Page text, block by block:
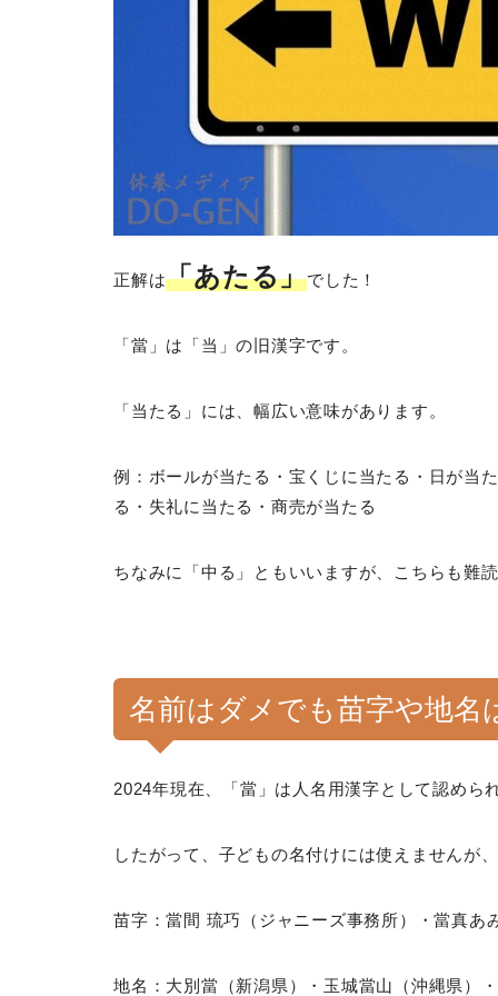
正解は「あたる」でした！
「當」は「当」の旧漢字です。
「当たる」には、幅広い意味があります。
例：ボールが当たる・宝くじに当たる・日が当
る・失礼に当たる・商売が当たる
ちなみに「中る」ともいいますが、こちらも難
名前はダメでも苗字や地名
2024年現在、「當」は人名用漢字として認めら
したがって、子どもの名付けには使えませんが
苗字：當間 琉巧（ジャニーズ事務所）・當真あ
地名：大別當（新潟県）・玉城當山（沖縄県）